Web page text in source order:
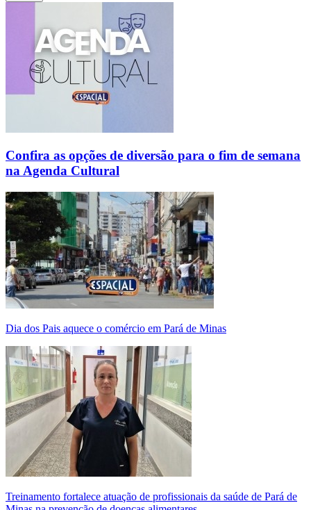
Confira as opções de diversão para o fim de semana
na Agenda Cultural
Dia dos Pais aquece o comércio em Pará de Minas
Treinamento fortalece atuação de profissionais da saúde de Pará de